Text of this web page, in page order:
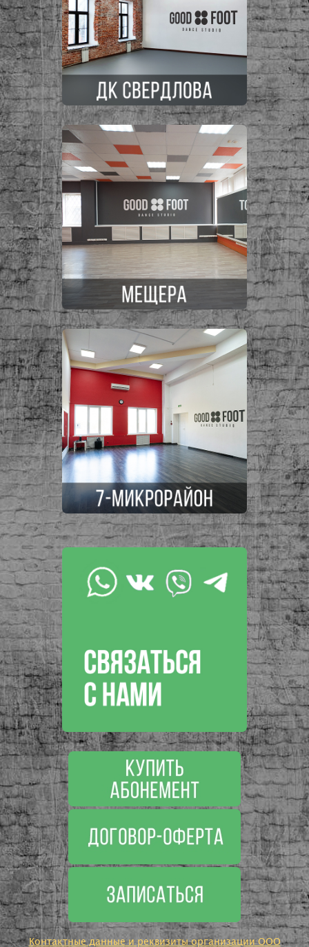
Контактные данные и реквизиты организации ООО